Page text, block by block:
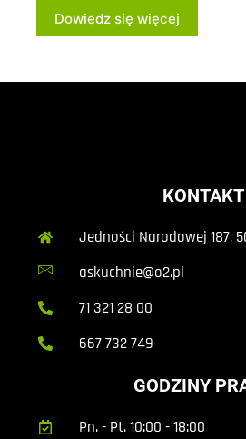
Dowiedz się więcej
KONTAKT
Jedności Narodowej 187,
askuchnie@o2.pl
71 321 28 00
667 732 749
GODZINY
Pn. - Pt. 10:00 - 18:00